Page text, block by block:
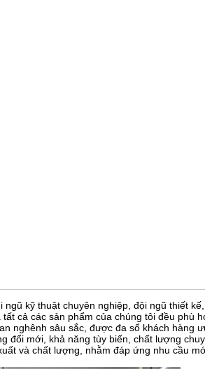
kỹ thuật chuyên nghiệp, đội ngũ thiết
cả các sản phẩm của chúng tôi đều phù
nghênh sâu sắc, được đa số khách hàng
đổi mới, khả năng tùy biến, chất lượng
và chất lượng, nhằm đáp ứng nhu cầu